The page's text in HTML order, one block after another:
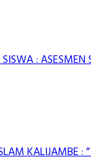
: ASESMEN
KALIJAMBE